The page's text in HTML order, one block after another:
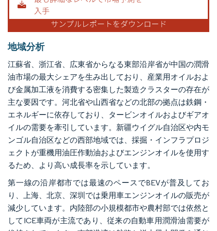
地域分析
江蘇省、浙江省、広東省からなる東部沿岸省が中国の潤滑
油市場の最大シェアを生み出しており、産業用オイルおよ
び金属加工液を消費する密集した製造クラスターの存在が
主な要因です。河北省や山西省などの北部の拠点は鉄鋼・
エネルギーに依存しており、タービンオイルおよびギアオ
イルの需要を牽引しています。新疆ウイグル自治区や内モ
ンゴル自治区などの西部地域では、採掘・インフラプロジ
ェクトが重機用油圧作動油およびエンジンオイルを使用す
るため、より高い成長率を示しています。
第一線の沿岸都市では最速のペースでBEVが普及してお
り、上海、北京、深圳では乗用車エンジンオイルの販売が
減少しています。内陸部の小規模都市や農村部では依然と
してICE車両が主流であり、従来の自動車用潤滑油需要が